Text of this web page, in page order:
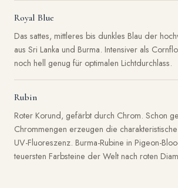
Royal Blue
Das sattes, mittleres bis dunkles Blau der
aus Sri Lanka und Burma. Intensiver als
noch hell genug für optimalen Lichtdurchlass.
Rubin
Roter Korund, gefärbt durch Chrom. Schon
Chrommengen erzeugen die
UV-Fluoreszenz. Burma-Rubine in Pigeon-
teuersten Farbsteine der Welt nach roten